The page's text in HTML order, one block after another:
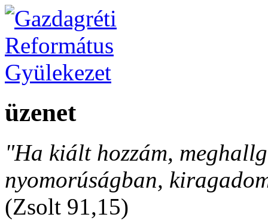
üzenet
"Ha kiált hozzám,
nyomorúságban,
(Zsolt 91,15)